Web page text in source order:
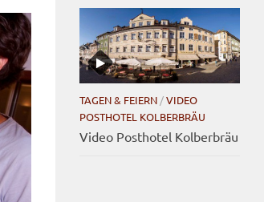
TAGEN & FEIERN/VIDEO
POSTHOTEL KOLBERBRÄU
Video Posthotel Kolberbräu